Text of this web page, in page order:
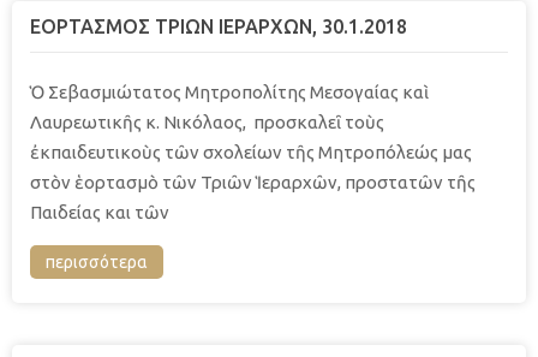
ΕΟΡΤΑΣΜΟΣ ΤΡΙΩΝ ΙΕΡΑΡΧΩΝ, 30.1.2018
Ὁ Σεβασμιώτατος Μητροπολίτης Μεσογαίας καὶ
Λαυρεωτικῆς κ. Νικόλαος, προσκαλεῖ τοὺς
ἐκπαιδευτικοὺς τῶν σχολείων τῆς Μητροπόλεώς μας
στὸν ἑορτασμὸ τῶν Τριῶν Ἱεραρχῶν, προστατῶν τῆς
Παιδείας και τῶν
περισσότερα